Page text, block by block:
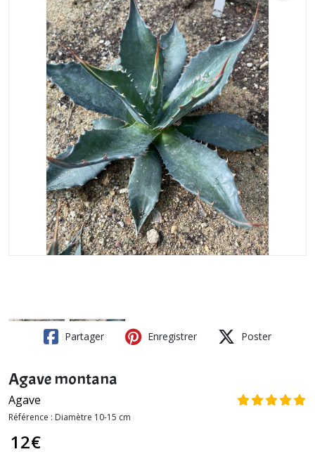
Partager Enregistrer Poster
Agave montana
Agave
Référence : Diamètre 10-15 cm
12€